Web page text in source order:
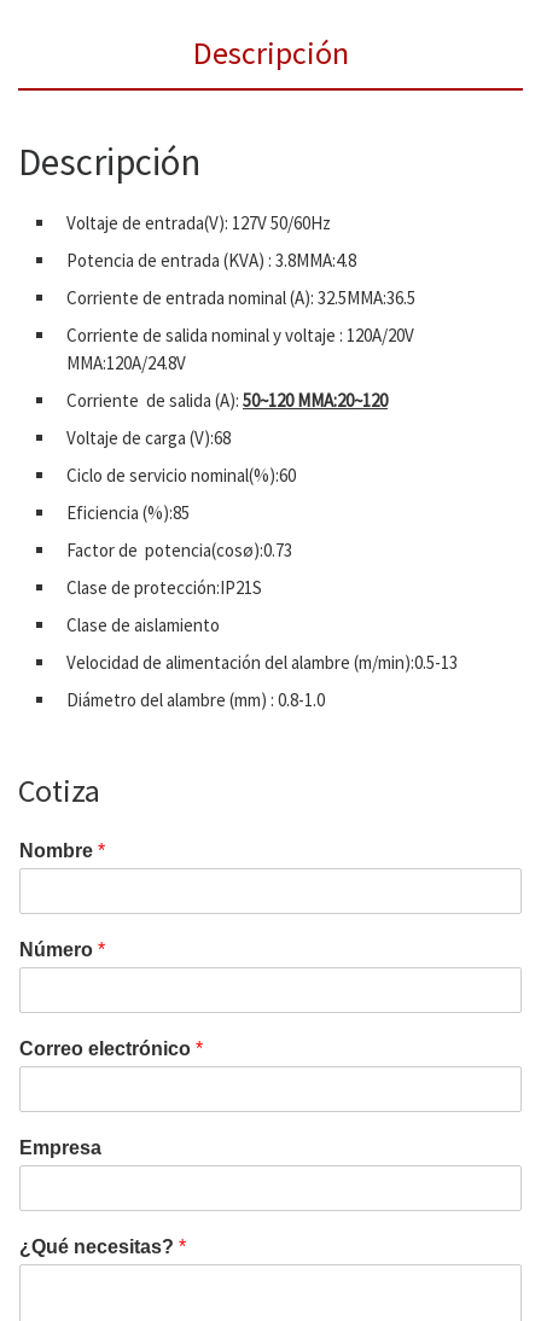
Descripción
Descripción
Voltaje de entrada(V): 127V 50/60Hz
Potencia de entrada (KVA) : 3.8MMA:4.8
Corriente de entrada nominal (A): 32.5MMA:36.5
Corriente de salida nominal y voltaje : 120A/20V
MMA:120A/24.8V
Corriente de salida (A): 50~120 MMA:20~120
Voltaje de carga (V):68
Ciclo de servicio nominal(%):60
Eficiencia (%):85
Factor de potencia(cosø):0.73
Clase de protección:IP21S
Clase de aislamiento
Velocidad de alimentación del alambre (m/min):0.5-13
Diámetro del alambre (mm) : 0.8-1.0
Cotiza
Nombre *
Número *
Correo electrónico *
Empresa
¿Qué necesitas? *